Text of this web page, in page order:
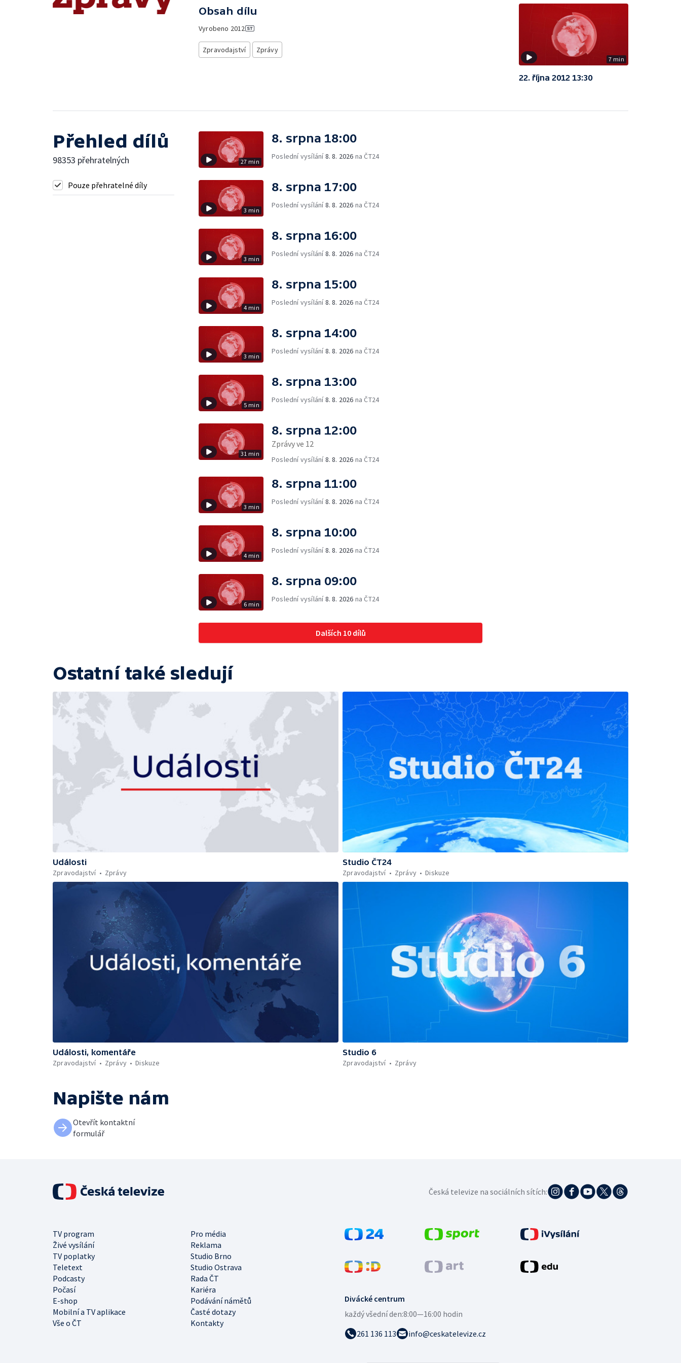
Obsah dílu
Vyrobeno 2012
Zpravodajství Zprávy
7 min
22. října 2012 13:30
Přehled dílů
98353 přehratelných
Pouze přehratelné díly
27 min
8. srpna 18:00
Poslední vysílání8. 8. 2026 na ČT24
3 min
8. srpna 17:00
Poslední vysílání8. 8. 2026 na ČT24
3 min
8. srpna 16:00
Poslední vysílání8. 8. 2026 na ČT24
4 min
8. srpna 15:00
Poslední vysílání8. 8. 2026 na ČT24
3 min
8. srpna 14:00
Poslední vysílání8. 8. 2026 na ČT24
5 min
8. srpna 13:00
Poslední vysílání8. 8. 2026 na ČT24
31 min
8. srpna 12:00
Zprávy ve 12
Poslední vysílání8. 8. 2026 na ČT24
3 min
8. srpna 11:00
Poslední vysílání8. 8. 2026 na ČT24
4 min
8. srpna 10:00
Poslední vysílání8. 8. 2026 na ČT24
6 min
8. srpna 09:00
Poslední vysílání8. 8. 2026 na ČT24
Dalších 10 dílů
Ostatní také sledují
Události
Zpravodajství
Zprávy
Studio ČT24
Zpravodajství
Zprávy Diskuze
Události, komentáře
Zpravodajství
Zprávy Diskuze
Studio 6
Zpravodajství
Zprávy
Napište nám
Otevřít kontaktní
formulář
Divácké centrum
každý všední den:8:00—16:00 hodin
261 136 113
info@ceskatelevize.cz
TV program
Pro média
Živé vysílání
Reklama
TV poplatky
Studio Brno
Teletext
Studio Ostrava
Podcasty
Rada ČT
Počasí
Kariéra
E-shop
Podávání námětů
Mobilní a TV aplikace
Časté dotazy
Vše o ČT
Kontakty
Česká televize na sociálních sítích: